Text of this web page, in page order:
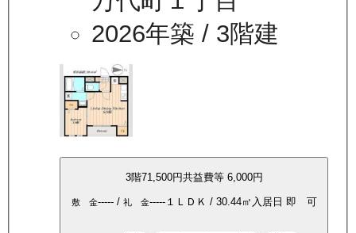
2026年築 / 3階建
3階71,500円共益費等 6,000円
敷 金-----/ 礼 金-----１ＬＤＫ / 30.44㎡ 入居日 即 可